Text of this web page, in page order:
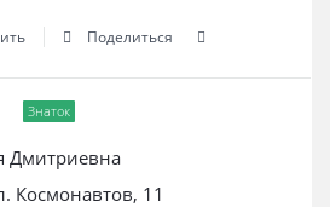
Поделиться
Знаток
Дмитриевна
Космонавтов, 11